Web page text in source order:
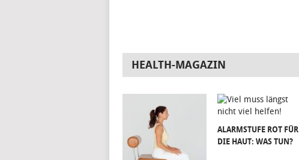
HEALTH-MAGAZIN
ALARMSTUFE ROT FÜR
DIE HAUT: WAS TUN?